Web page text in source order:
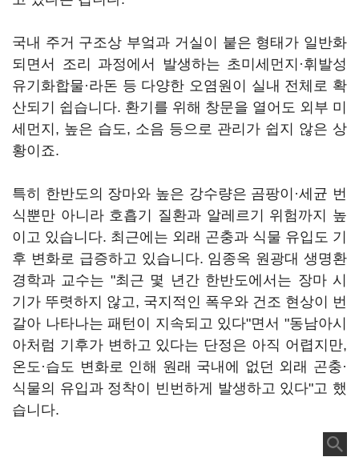
국내 주거 구조상 부엌과 거실이 붙은 형태가 일반화
되면서 조리 과정에서 발생하는 초미세먼지·휘발성
유기화합물·라돈 등 다양한 오염원이 실내 전체로 확
산되기 쉽습니다. 환기를 위해 창문을 열어도 외부 미
세먼지, 높은 습도, 소음 등으로 관리가 쉽지 않은 상
황이죠.
특히 한반도의 장마와 높은 강수량은 곰팡이·세균 번
식뿐만 아니라 호흡기 질환과 알레르기 위험까지 높
이고 있습니다. 최근에는 외래 곤충과 식물 유입도 기
후 변화로 급증하고 있습니다. 임종옥 원광대 생명환
경학과 교수는 "최근 몇 년간 한반도에서는 장마 시
기가 뚜렷하지 않고, 국지적인 폭우와 건조 현상이 번
갈아 나타나는 패턴이 지속되고 있다"면서 "동남아시
아처럼 기후가 변하고 있다는 단정은 아직 어렵지만,
온도·습도 변화로 인해 원래 국내에 없던 외래 곤충·
식물의 유입과 정착이 빈번하게 발생하고 있다"고 했
습니다.